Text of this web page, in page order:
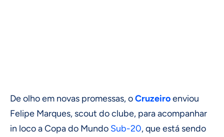
De olho em novas promessas, oCruzeiroenviou
Felipe Marques, scout do clube, para acompanhar
in loco a Copa do Mundo Sub-20, que está sendo